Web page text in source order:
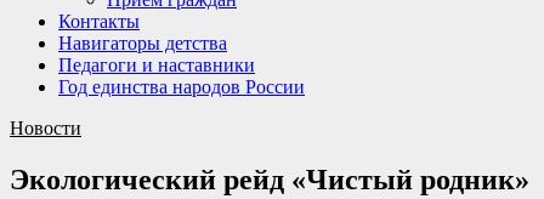
menu
Контакты
Навигаторы детства
Педагоги и наставники
Год единства народов России
Новости
Экологический рейд «Чистый родник»